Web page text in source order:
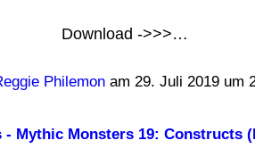
Download ->>>…
Philemonam 29. Juli 2019 um
- Mythic Monsters 19: Constructs